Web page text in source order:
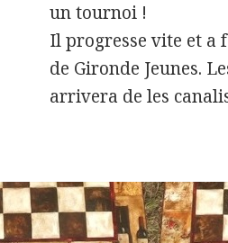
un tournoi !
Il progresse vite et a
de Gironde Jeunes.
arrivera de les